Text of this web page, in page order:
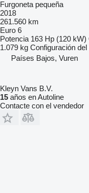
Furgoneta pequeña
2018
261.560 km
Euro 6
Potencia 163 Hp (120 kW)
1.079 kg Configuración del
Países Bajos, Vuren
Kleyn Vans B.V.
15 años en Autoline
Contacte con el vendedor